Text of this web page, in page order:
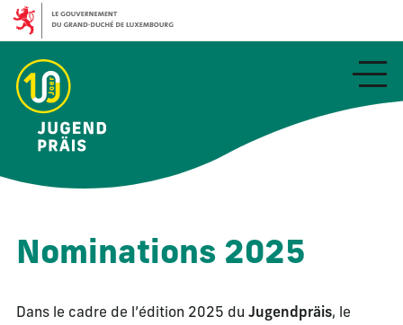
Nominations 2025
Dans le cadre de l’édition 2025 du Jugendpräis, le